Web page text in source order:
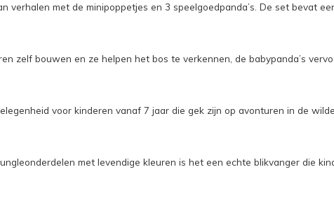
met de minipoppetjes en 3 speelgoedpanda’s. De set bevat
zelf bouwen en ze helpen het bos te verkennen, de babypanda’s
voor kinderen vanaf 7 jaar die gek zijn op avonturen in de
met levendige kleuren is het een echte blikvanger die